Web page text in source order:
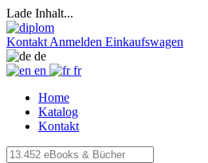
Lade Inhalt...
Kontakt Anmelden Einkaufswagen
de
en
fr
Home
Katalog
Kontakt